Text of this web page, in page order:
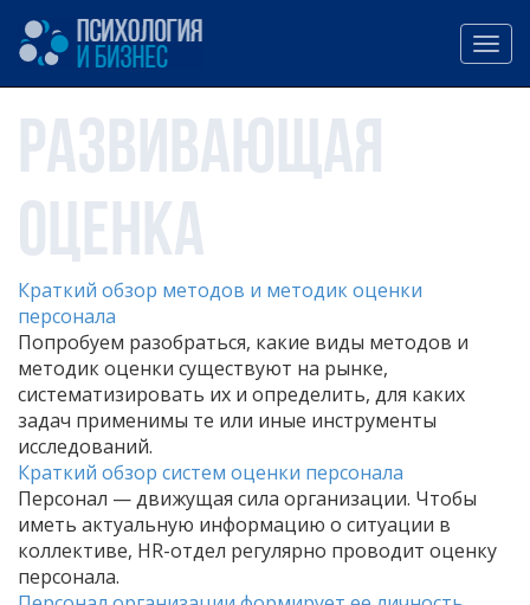
Развивающая
оценка
Краткий обзор методов и методик оценки
персонала
Попробуем разобраться, какие виды методов и
методик оценки существуют на рынке,
систематизировать их и определить, для каких
задач применимы те или иные инструменты
исследований.
Краткий обзор систем оценки персонала
Персонал — движущая сила организации. Чтобы
иметь актуальную информацию о ситуации в
коллективе, HR-отдел регулярно проводит оценку
персонала.